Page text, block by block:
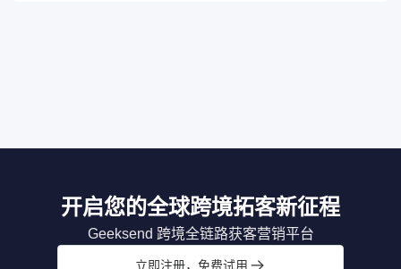
开启您的全球跨境拓客新征程
Geeksend 跨境全链路获客营销平台
立即注册，免费试用